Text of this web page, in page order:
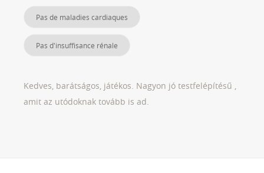
Pas de maladies cardiaques
Pas d'insuffisance rénale
Kedves, barátságos, játékos. Nagyon jó testfelépítésű ,
amit az utódoknak tovább is ad.